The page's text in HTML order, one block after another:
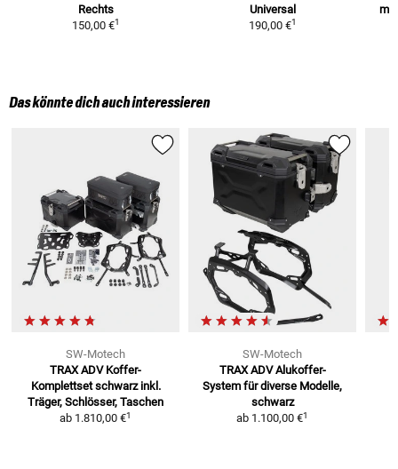
Rechts
150,00 €1
Universal
190,00 €1
Das könnte dich auch interessieren
SW-Motech
TRAX ADV Koffer-
Komplettset schwarz inkl.
Träger, Schlösser, Taschen
ab 1.810,00 €1
SW-Motech
TRAX ADV Alukoffer-
System für diverse Modelle,
schwarz
ab 1.100,00 €1